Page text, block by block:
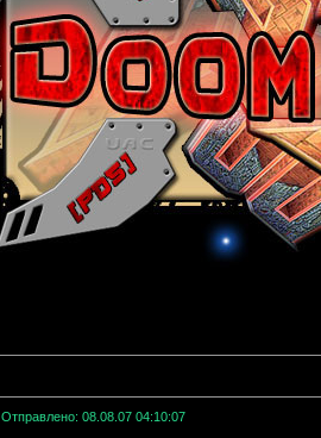
Отправлено: 08.08.07 04:10:07